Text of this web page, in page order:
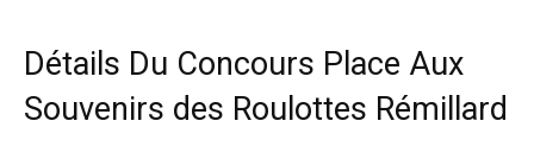
Détails Du Concours Place Aux
Souvenirs des Roulottes Rémillard